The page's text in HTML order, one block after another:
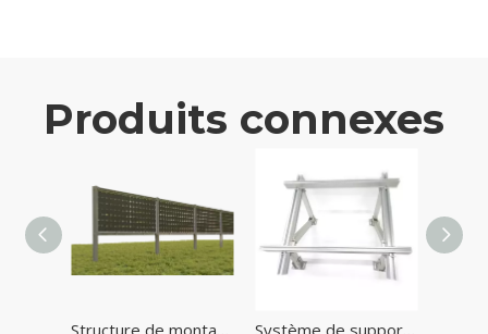
Produits connexes